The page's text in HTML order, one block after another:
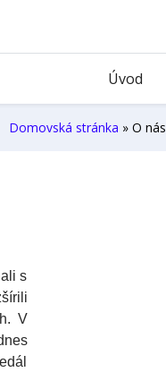
Úvod
Domovská stránka » O nás
s
V